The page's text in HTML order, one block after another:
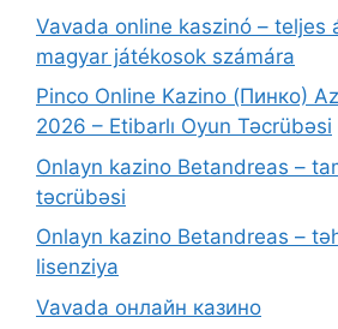
Vavada online kaszinó – teljes
magyar játékosok számára
Pinco Online Kazino (Пинко)
2026 – Etibarlı Oyun Təcrübəsi
Onlayn kazino Betandreas –
təcrübəsi
Onlayn kazino Betandreas –
lisenziya
Vavada онлайн казино